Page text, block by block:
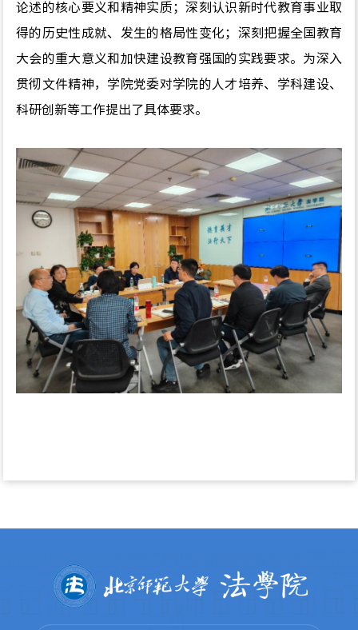
论述的核心要义和精神实质；深刻认识新时代教育事业取
得的历史性成就、发生的格局性变化；深刻把握全国教育
大会的重大意义和加快建设教育强国的实践要求。为深入
贯彻文件精神，学院党委对学院的人才培养、学科建设、
科研创新等工作提出了具体要求。